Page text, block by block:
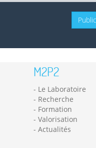
M2P2
Le Laboratoire
Recherche
Formation
Valorisation
Actualités